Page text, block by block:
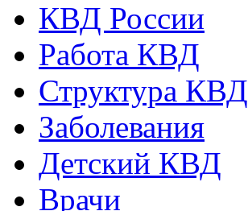
КВД России
Работа КВД
Структура КВД
Заболевания
Детский КВД
Врачи